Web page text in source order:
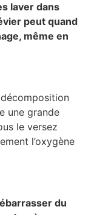
laver dans
peut quand
même en
une grande
le versez
l’oxygène
du